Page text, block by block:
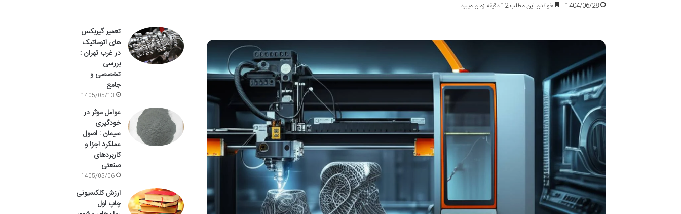
1404/06/28 خواندن این مطلب 12 دقیقه زمان میبرد
تعمیر گیربکس
های اتوماتیک
در غرب تهران :
بررسی
تخصصی و
جامع
1405/05/13
عوامل موثر در
خودگیری
سیمان : اصول
عملکرد اجزا و
کاربردهای
صنعتی
1405/05/06
ارزش کلکسیونی
چاپ اول